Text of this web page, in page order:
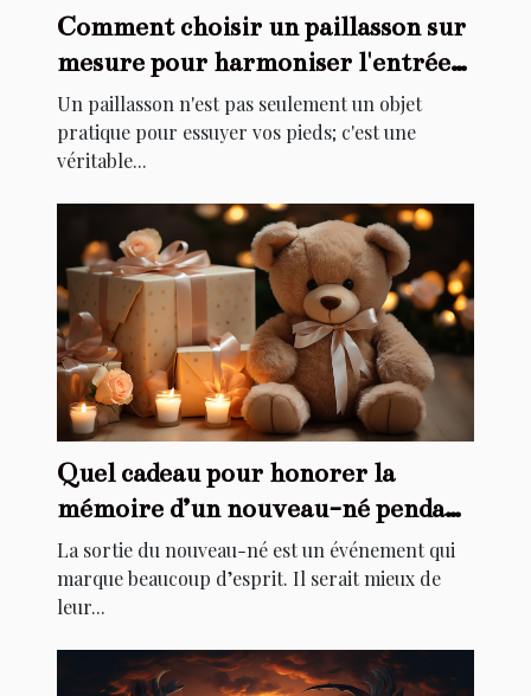
Comment choisir un paillasson sur
mesure pour harmoniser l'entrée
de votre maison
Un paillasson n'est pas seulement un objet
pratique pour essuyer vos pieds; c'est une
véritable...
Quel cadeau pour honorer la
mémoire d’un nouveau-né pendant
son baptême ?
La sortie du nouveau-né est un événement qui
marque beaucoup d’esprit. Il serait mieux de
leur...